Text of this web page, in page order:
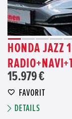
HONDA JAZZ
15.979 €
FAVORIT
DETAILS